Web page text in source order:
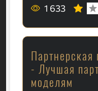
1 633
- Лучшая
моделям